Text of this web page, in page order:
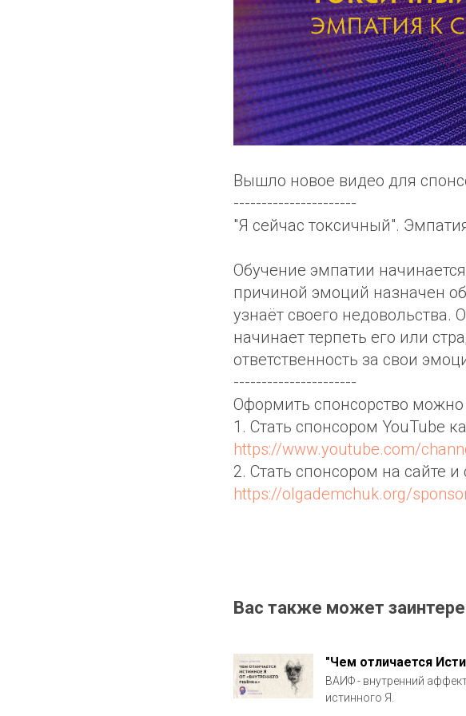
Вышло новое видео для
----------------------
"Я сейчас токсичный".
Обучение эмпатии
причиной эмоций назначен
узнаёт своего
начинает терпеть его или
ответственность за свои
----------------------
Оформить спонсорство
1. Стать спонсором YouTube
https://www.youtube.com/
2. Стать спонсором на сайте
https://olgademchuk.org/
Вас также может
"Чем отличается
ВАИФ - внутренний
истинного Я.